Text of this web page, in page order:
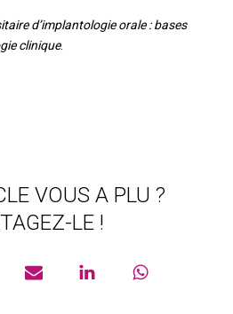
d’implantologie orale : bases
clinique.
VOUS A PLU ?
LE !